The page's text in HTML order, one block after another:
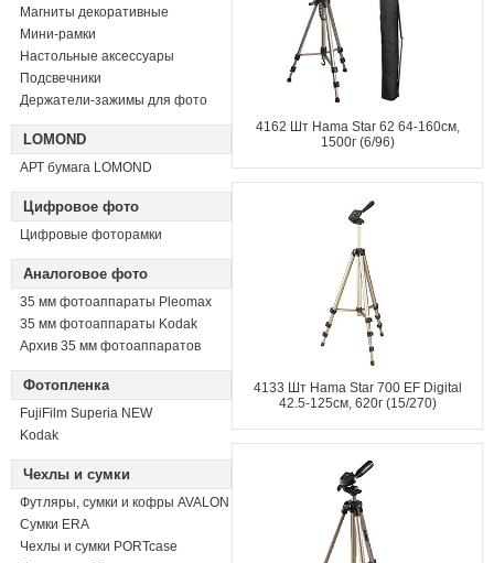
Магниты декоративные
Мини-рамки
Настольные аксессуары
Подсвечники
Держатели-зажимы для фото
LOMOND
АРТ бумага LOMOND
Цифровое фото
Цифровые фоторамки
Аналоговое фото
35 мм фотоаппараты Pleomax
35 мм фотоаппараты Kodak
Архив 35 мм фотоаппаратов
Фотопленка
FujiFilm Superia NEW
Kodak
Чехлы и сумки
Футляры, сумки и кофры AVALON
Сумки ERA
Чехлы и сумки PORTcase
4162 Шт Hama Star 62 64-160см,
1500г (6/96)
4133 Шт Hama Star 700 EF Digital
42.5-125см, 620г (15/270)